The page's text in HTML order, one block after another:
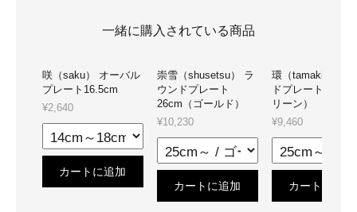
一緒に購入されている商品
咲（saku） オーバル
プレート16.5cm
¥2,640
カートに追加
崇雪（shusetsu） ラ
ウンドプレート
26cm（ゴールド）
¥10,230
カートに追加
環（tamaki） ラ
ドプレート 26cm
リーン）
¥9,460
カートに追加